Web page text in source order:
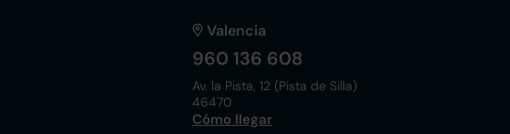
Valencia
960 136 608
Av. la Pista, 12 (Pista de Silla)
46470
Cómo llegar